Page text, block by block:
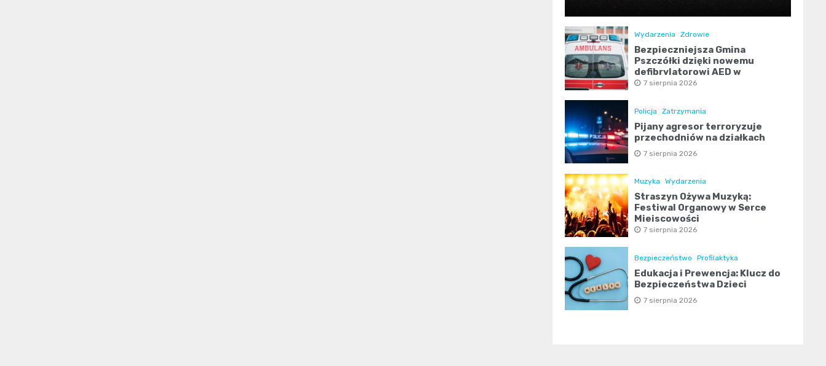
Wydarzenia Zdrowie
Bezpieczniejsza Gmina
Pszczółki dzięki nowemu
defibrylatorowi AED w
Ulkowach
7 sierpnia 2026
Policja Zatrzymania
Pijany agresor terroryzuje
przechodniów na działkach
7 sierpnia 2026
Muzyka Wydarzenia
Straszyn Ożywa Muzyką:
Festiwal Organowy w Serce
Miejscowości
7 sierpnia 2026
Bezpieczeństwo Profilaktyka
Edukacja i Prewencja: Klucz do
Bezpieczeństwa Dzieci
7 sierpnia 2026